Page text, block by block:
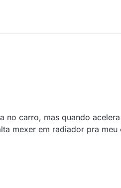
no carro, mas quando
mexer em radiador pra meu